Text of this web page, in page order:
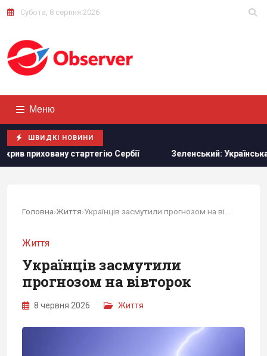
Субота, 8 серпня 2026
Меню
ШВИДКІ НОВИНИ
Сербії Зеленський: Українська оборонка може
Головна›Життя›
Життя
Українців засмутили
прогнозом на вівторок
8 червня 2026 Життя